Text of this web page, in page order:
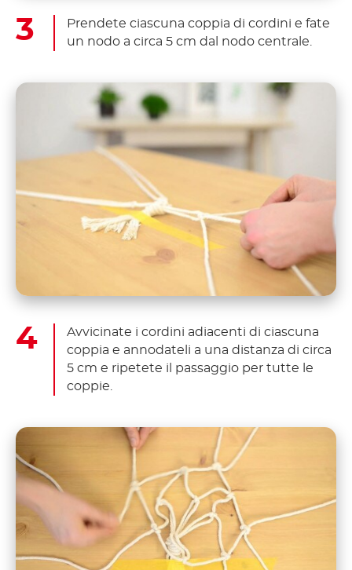
Prendete ciascuna coppia di cordini e fate
un nodo a circa 5 cm dal nodo centrale.
Avvicinate i cordini adiacenti di ciascuna
coppia e annodateli a una distanza di circa
5 cm e ripetete il passaggio per tutte le
coppie.